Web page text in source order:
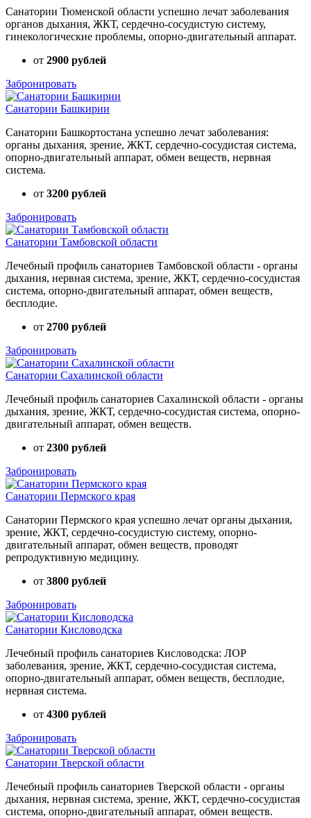
Санатории Тюменской области успешно лечат заболевания
органов дыхания, ЖКТ, сердечно-сосудистую систему,
гинекологические проблемы, опорно-двигательный аппарат.
от 2900 рублей
Забронировать
Санатории Башкирии
Санатории Башкортостана успешно лечат заболевания:
органы дыхания, зрение, ЖКТ, сердечно-сосудистая система,
опорно-двигательный аппарат, обмен веществ, нервная
система.
от 3200 рублей
Забронировать
Санатории Тамбовской области
Лечебный профиль санаториев Тамбовской области - органы
дыхания, нервная система, зрение, ЖКТ, сердечно-сосудистая
система, опорно-двигательный аппарат, обмен веществ,
бесплодие.
от 2700 рублей
Забронировать
Санатории Сахалинской области
Лечебный профиль санаториев Сахалинской области - органы
дыхания, зрение, ЖКТ, сердечно-сосудистая система, опорно-
двигательный аппарат, обмен веществ.
от 2300 рублей
Забронировать
Санатории Пермского края
Санатории Пермского края успешно лечат органы дыхания,
зрение, ЖКТ, сердечно-сосудистую систему, опорно-
двигательный аппарат, обмен веществ, проводят
репродуктивную медицину.
от 3800 рублей
Забронировать
Санатории Кисловодска
Лечебный профиль санаториев Кисловодска: ЛОР
заболевания, зрение, ЖКТ, сердечно-сосудистая система,
опорно-двигательный аппарат, обмен веществ, бесплодие,
нервная система.
от 4300 рублей
Забронировать
Санатории Тверской области
Лечебный профиль санаториев Тверской области - органы
дыхания, нервная система, зрение, ЖКТ, сердечно-сосудистая
система, опорно-двигательный аппарат, обмен веществ.